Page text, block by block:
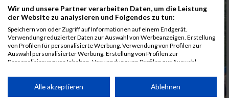
Wir und unsere Partner verarbeiten Daten, um die Leistung
der Website zu analysieren und Folgendes zu tun:
Speichern von oder Zugriff auf Informationen auf einem Endgerät.
Verwendung reduzierter Daten zur Auswahl von Werbeanzeigen. Erstellung
von Profilen für personalisierte Werbung. Verwendung von Profilen zur
Auswahl personalisierter Werbung. Erstellung von Profilen zur
Personalisierung von Inhalten. Verwendung von Profilen zur Auswahl
Performance von Inhalten. Analyse von Zielgruppen durch Statistiken oder
Kombinationen von Daten aus verschiedenen Quellen. Entwicklung und
Alle akzeptieren Ablehnen